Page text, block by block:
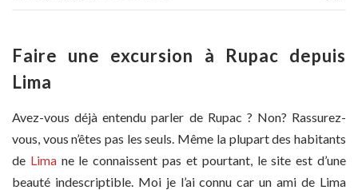
Faire une excursion à Rupac depuis
Lima
Avez-vous déjà entendu parler de Rupac ? Non? Rassurez-
vous, vous n’êtes pas les seuls. Même la plupart des habitants
de Limane le connaissent pas et pourtant, le site est d’une
beauté indescriptible. Moi je l’ai connu car un ami de Lima